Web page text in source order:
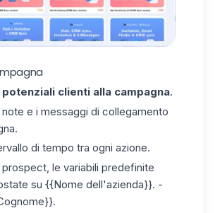
potenziali clienti alla campagna.
e i messaggi di collegamento
di tempo tra ogni azione.
le variabili predefinite
su {{Nome dell'azienda}}. -